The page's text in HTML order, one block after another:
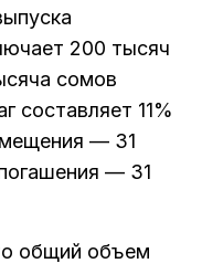
200 тысяч
сомов
составляет 11%
— 31
— 31
общий объем